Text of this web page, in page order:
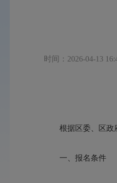
时间：2026-04-13
根据区委、区政
一、报名条件